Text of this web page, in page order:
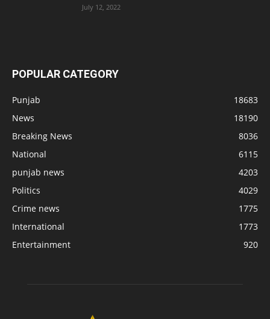
July 12, 2022
POPULAR CATEGORY
Punjab
18683
News
18190
Breaking News
8036
National
6115
punjab news
4203
Politics
4029
Crime news
1775
International
1773
Entertainment
920